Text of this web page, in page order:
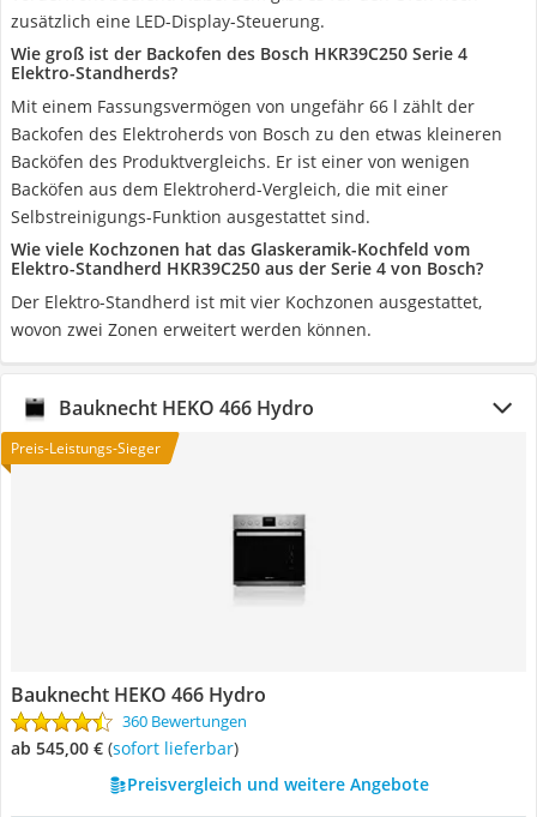
zusätzlich eine LED-Display-Steuerung.
Wie groß ist der Backofen des Bosch HKR39C250 Serie 4
Elektro-Standherds?
Mit einem Fassungsvermögen von ungefähr 66 l zählt der
Backofen des Elektroherds von Bosch zu den etwas kleineren
Backöfen des Produktvergleichs. Er ist einer von wenigen
Backöfen aus dem Elektroherd-Vergleich, die mit einer
Selbstreinigungs-Funktion ausgestattet sind.
Wie viele Kochzonen hat das Glaskeramik-Kochfeld vom
Elektro-Standherd HKR39C250 aus der Serie 4 von Bosch?
Der Elektro-Standherd ist mit vier Kochzonen ausgestattet,
wovon zwei Zonen erweitert werden können.
Bauknecht ‎HEKO 466 Hydro
Preis-Leistungs-Sieger
Bauknecht ‎HEKO 466 Hydro
360 Bewertungen
ab 545,00 € ( Sofort lieferbar)
Preisvergleich und weitere Angebote